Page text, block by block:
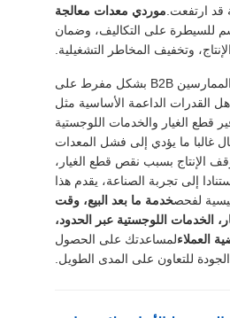
قد ارتفعت.موردي معدات معالجة
للسيطرة على التكاليف، وضمان
وتخفيف المخاطر التشغيلية.
يركز العديد من الممارسين B2B بشكل مفرط على
القدرات الداعمة الأساسية مثل
قطع الغيار والخدمات اللوجستية
غالبا ما يؤدي إلى فشل المعدات
الإنتاج بسبب نقص قطع الغيار،
إلى تجربة الصناعة، يقدم هذا
لفحصخدمة ما بعد البيع، وقت
الخدمات اللوجستية عبر الحدود،
العملاءلمساعدتك على الحصول
للتعاون على المدى الطويل.